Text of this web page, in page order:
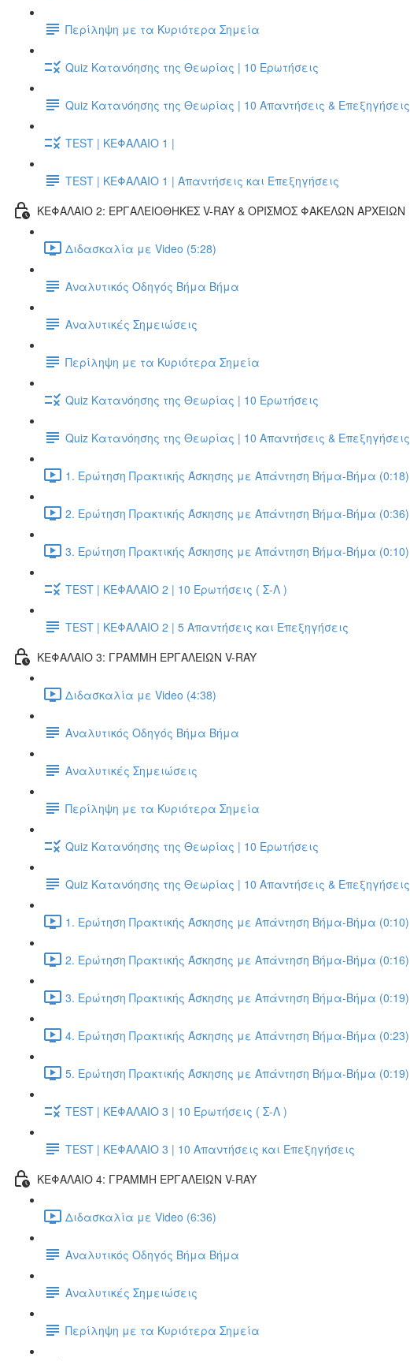
Περίληψη με τα Κυριότερα Σημεία
Quiz Κατανόησης της Θεωρίας | 10 Ερωτήσεις
Quiz Κατανόησης της Θεωρίας | 10 Απαντήσεις & Επεξηγήσεις
TEST | ΚΕΦΑΛΑΙΟ 1 |
TEST | ΚΕΦΑΛΑΙΟ 1 | Απαντήσεις και Επεξηγήσεις
ΚΕΦΑΛΑΙΟ 2: ΕΡΓΑΛΕΙΟΘΗΚΕΣ V-RAY & ΟΡΙΣΜΟΣ ΦΑΚΕΛΩΝ ΑΡΧΕΙΩΝ
Διδασκαλία με Video (5:28)
Αναλυτικός Οδηγός Βήμα Βήμα
Αναλυτικές Σημειώσεις
Περίληψη με τα Κυριότερα Σημεία
Quiz Κατανόησης της Θεωρίας | 10 Ερωτήσεις
Quiz Κατανόησης της Θεωρίας | 10 Απαντήσεις & Επεξηγήσεις
1. Ερώτηση Πρακτικής Άσκησης με Απάντηση Βήμα-Βήμα (0:18)
2. Ερώτηση Πρακτικής Άσκησης με Απάντηση Βήμα-Βήμα (0:36)
3. Ερώτηση Πρακτικής Άσκησης με Απάντηση Βήμα-Βήμα (0:10)
TEST | ΚΕΦΑΛΑΙΟ 2 | 10 Ερωτήσεις ( Σ-Λ )
TEST | ΚΕΦΑΛΑΙΟ 2 | 5 Απαντήσεις και Επεξηγήσεις
ΚΕΦΑΛΑΙΟ 3: ΓΡΑΜΜΗ ΕΡΓΑΛΕΙΩΝ V-RAY
Διδασκαλία με Video (4:38)
Αναλυτικός Οδηγός Βήμα Βήμα
Αναλυτικές Σημειώσεις
Περίληψη με τα Κυριότερα Σημεία
Quiz Κατανόησης της Θεωρίας | 10 Ερωτήσεις
Quiz Κατανόησης της Θεωρίας | 10 Απαντήσεις & Επεξηγήσεις
1. Ερώτηση Πρακτικής Άσκησης με Απάντηση Βήμα-Βήμα (0:10)
2. Ερώτηση Πρακτικής Άσκησης με Απάντηση Βήμα-Βήμα (0:16)
3. Ερώτηση Πρακτικής Άσκησης με Απάντηση Βήμα-Βήμα (0:19)
4. Ερώτηση Πρακτικής Άσκησης με Απάντηση Βήμα-Βήμα (0:23)
5. Ερώτηση Πρακτικής Άσκησης με Απάντηση Βήμα-Βήμα (0:19)
TEST | ΚΕΦΑΛΑΙΟ 3 | 10 Ερωτήσεις ( Σ-Λ )
TEST | ΚΕΦΑΛΑΙΟ 3 | 10 Απαντήσεις και Επεξηγήσεις
ΚΕΦΑΛΑΙΟ 4: ΓΡΑΜΜΗ ΕΡΓΑΛΕΙΩΝ V-RAY
Διδασκαλία με Video (6:36)
Αναλυτικός Οδηγός Βήμα Βήμα
Αναλυτικές Σημειώσεις
Περίληψη με τα Κυριότερα Σημεία